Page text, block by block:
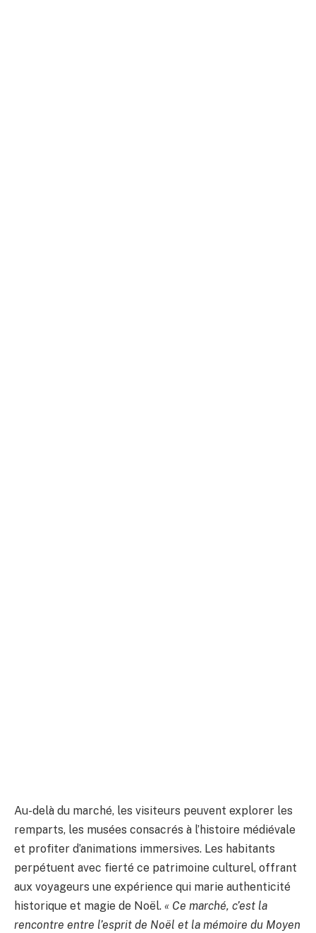
Au-delà du marché, les visiteurs peuvent explorer les
remparts, les musées consacrés à l’histoire médiévale
et profiter d’animations immersives. Les habitants
perpétuent avec fierté ce patrimoine culturel, offrant
aux voyageurs une expérience qui marie authenticité
historique et magie de Noël. « Ce marché, c’est la
rencontre entre l’esprit de Noël et la mémoire du Moyen